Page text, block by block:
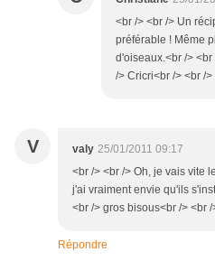
<br /> <br /> Un
préférable ! Même
d'oiseaux.<br /> <br
/> Cricri<br /> <br />
V valy 25/01/2011 09:17
<br /> <br /> Oh, je vais vite
j'ai vraiment envie qu'ils
<br /> gros bisous<br /> <br /
Répondre